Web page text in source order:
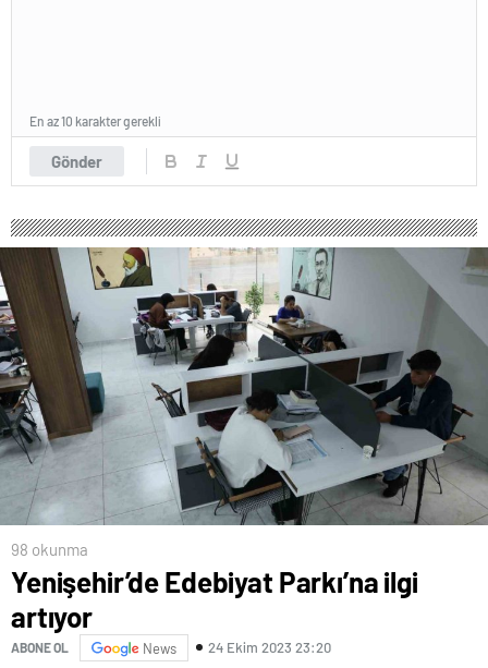
Gönder
En az 10 karakter gerekli
98 okunma
Yenişehir’de Edebiyat Parkı’na ilgi
artıyor
ABONE OL News 24 Ekim 2023 23:20